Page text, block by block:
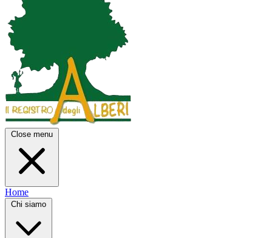
Close menu
Home
Chi siamo